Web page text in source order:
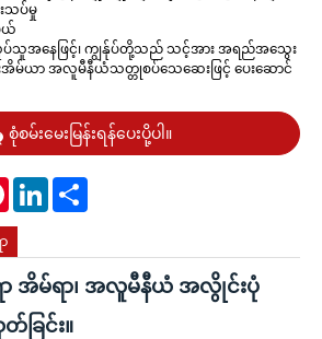
သပ်မှု
ယ်
သူအနေဖြင့်၊ ကျွန်ုပ်တို့သည် သင့်အား အရည်အသွေး
းအိမ်ယာ အလူမီနီယံသတ္တုစပ်သေဆေးဖြင့် ပေးဆောင်
စုံစမ်းမေးမြန်းရန်ပေးပို့ပါ။
PinterestLinkedIn
အိမ်ရာ၊ အလူမီနီယံ အလွိုင်းပုံ
ခြင်း။